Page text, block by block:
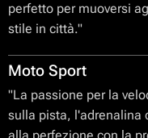
perfetto per muoversi
stile in città."
Moto Sport
"La passione per la
sulla pista, l'adrenalina